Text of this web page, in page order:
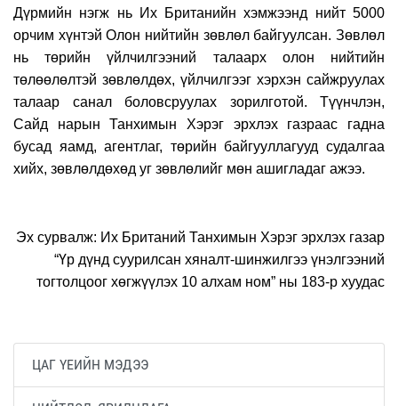
Дүрмийн нэгж нь Их Британийн хэмжээнд нийт 5000
орчим хүнтэй Олон нийтийн зөвлөл байгуулсан. Зөвлөл
нь төрийн үйлчилгээний талаарх олон нийтийн
төлөөлөлтэй зөвлөлдөх, үйлчилгээг хэрхэн сайжруулах
талаар санал боловсруулах зорилготой. Түүнчлэн,
Сайд нарын Танхимын Хэрэг эрхлэх газраас гадна
бусад яамд, агентлаг, төрийн байгууллагууд судалгаа
хийх, зөвлөлдөхөд уг зөвлөлийг мөн ашигладаг ажээ.
Эх сурвалж: Их Британий Танхимын Хэрэг эрхлэх газар
“Үр дүнд суурилсан хяналт-шинжилгээ үнэлгээний
тогтолцоог хөгжүүлэх 10 алхам ном” ны 183-р хуудас
ЦАГ ҮЕИЙН МЭДЭЭ